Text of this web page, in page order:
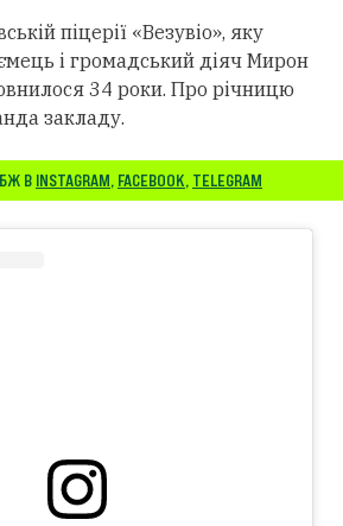
піцерії «Везувіо», яку
і громадський діяч Мирон
34 роки. Про річницю
закладу.
В INSTAGRAM, FACEBOOK, TELEGRAM